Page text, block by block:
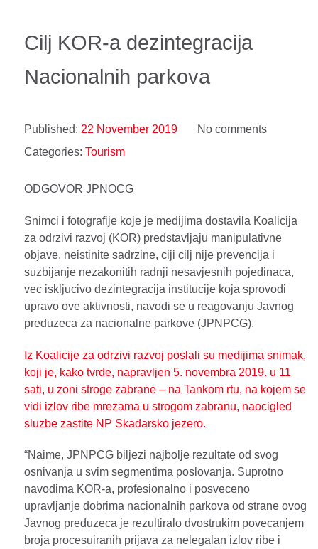
Cilj KOR-a dezintegracija
Nacionalnih parkova
Published: 22 November 2019
No comments
Categories: Tourism
ODGOVOR JPNOCG
Snimci i fotografije koje je medijima dostavila Koalicija
za odrzivi razvoj (KOR) predstavljaju manipulativne
objave, neistinite sadrzine, ciji cilj nije prevencija i
suzbijanje nezakonitih radnji nesavjesnih pojedinaca,
vec iskljucivo dezintegracija institucije koja sprovodi
upravo ove aktivnosti, navodi se u reagovanju Javnog
preduzeca za nacionalne parkove (JPNPCG).
Iz Koalicije za odrzivi razvoj poslali su medijima snimak,
koji je, kako tvrde, napravljen 5. novembra 2019. u 11
sati, u zoni stroge zabrane – na Tankom rtu, na kojem se
vidi izlov ribe mrezama u strogom zabranu, naocigled
sluzbe zastite NP Skadarsko jezero.
“Naime, JPNPCG biljezi najbolje rezultate od svog
osnivanja u svim segmentima poslovanja. Suprotno
navodima KOR-a, profesionalno i posveceno
upravljanje dobrima nacionalnih parkova od strane ovog
Javnog preduzeca je rezultiralo dvostrukim povecanjem
broja procesuiranih prijava za nelegalan izlov ribe i